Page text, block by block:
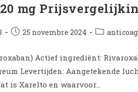
mg
25 novembre 2024
Actief ingrediënt:
Levertijden: Aangetekende
is Xarelto en waarvoor…